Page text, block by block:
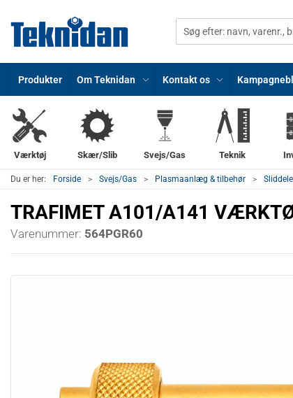
Produkter Om Teknidan Kontakt os
Værktøj Skær/Slib Svejs/Gas Teknik
Du er her: Forside Svejs/Gas Plasmaanlæg & tilbehør
TRAFIMET A101/A141
Varenummer: 564PGR60